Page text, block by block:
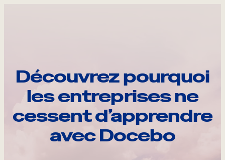
Découvrez pourquoi
les entreprises ne
cessent d’apprendre
avec Docebo